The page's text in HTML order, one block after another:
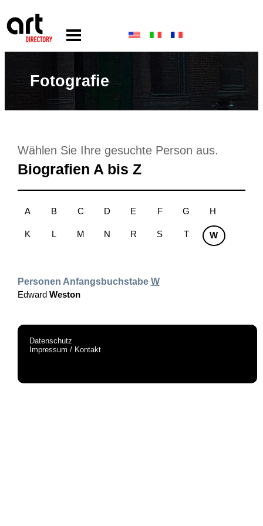
Fotografie
Wählen Sie Ihre gesuchte Person aus.
Biografien A bis Z
A B C D E F G H
K L M N R S T W
Personen Anfangsbuchstabe W
Edward Weston
Datenschutz
Impressum / Kontakt